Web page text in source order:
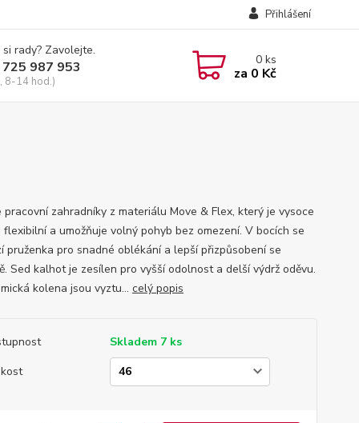
Přihlášení
rady? Zavolejte.
987 953
8-14 hod.)
0ks
za 0 Kč
pracovní zahradníky z materiálu Move & Flex, který je vysoce
flexibilní a umožňuje volný pohyb bez omezení. V bocích se
pruženka pro snadné oblékání a lepší přizpůsobení se
Sed kalhot je zesílen pro vyšší odolnost a delší výdrž oděvu.
kolena jsou vyztu... celý popis
Skladem 7 ks